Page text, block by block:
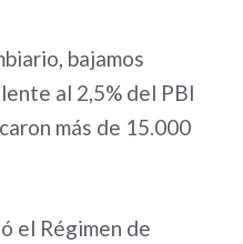
bajamos
al 2,5% del PBI
más de 15.000
el Régimen de